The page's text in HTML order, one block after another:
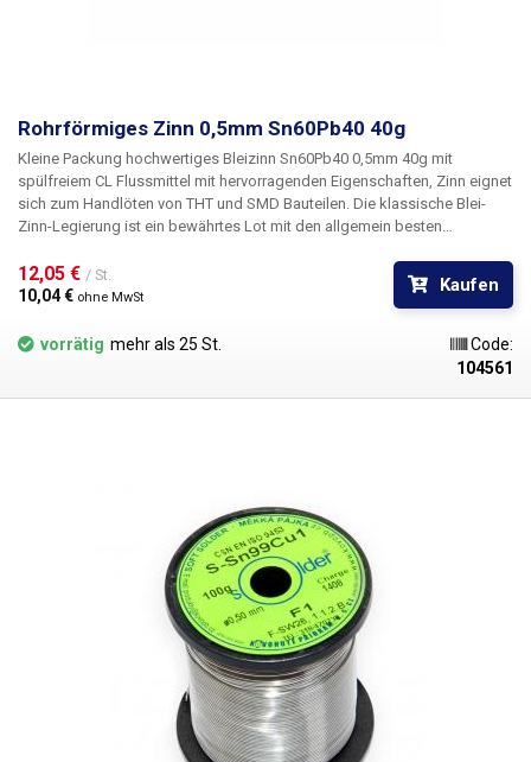
Rohrförmiges Zinn 0,5mm Sn60Pb40 40g
Kleine Packung hochwertiges Bleizinn Sn60Pb40 0,5mm 40g mit
spülfreiem CL Flussmittel mit hervorragenden Eigenschaften, Zinn eignet
sich zum Handlöten von THT und SMD Bauteilen. Die klassische Blei-
Zinn-Legierung ist ein bewährtes Lot mit den allgemein besten
Legierung besteht aus einem Verhältnis von 60 % Zinn und 40 % Blei und
entspricht der Norm EN ISO 9453. Der Schmelzpunkt von Sn60Pb40-Lot
Lötflüssigkeit FLUX CL, die eine sehr gute Zinnhaftung und Festigkeit
der Lötstelle garantiert. Flux CL ist halogenfrei und enthält maximal 500
12,05 € / St.
10,04 € ohne MwSt
Kaufen
vorrätig mehr als 25 St.
Code:
104561